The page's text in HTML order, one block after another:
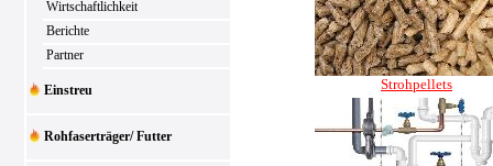
Wirtschaftlichkeit
Berichte
Partner
Einstreu
Rohfaserträger/ Futter
Strohpellets